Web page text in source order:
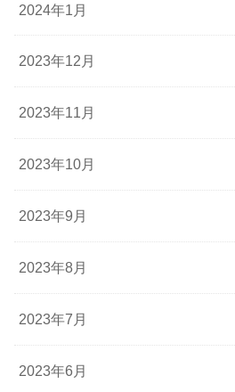
2024年1月
2023年12月
2023年11月
2023年10月
2023年9月
2023年8月
2023年7月
2023年6月